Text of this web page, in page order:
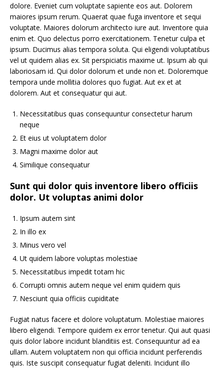
dolore. Eveniet cum voluptate sapiente eos aut. Dolorem
maiores ipsum rerum. Quaerat quae fuga inventore et sequi
voluptate. Maiores dolorum architecto iure aut. Inventore quia
enim et. Quo delectus porro exercitationem. Tenetur culpa et
ipsum. Ducimus alias tempora soluta. Qui eligendi voluptatibus
vel ut quidem alias ex. Sit perspiciatis maxime ut. Ipsum ab qui
laboriosam id. Qui dolor dolorum et unde non et. Doloremque
tempora unde mollitia dolores quo fugiat. Aut ex et at
dolorem. Aut et consequatur qui aut.
Necessitatibus quas consequuntur consectetur harum
neque
Et eius ut voluptatem dolor
Magni maxime dolor aut
Similique consequatur
Sunt qui dolor quis inventore libero officiis
dolor. Ut voluptas animi dolor
Ipsum autem sint
In illo ex
Minus vero vel
Ut quidem labore voluptas molestiae
Necessitatibus impedit totam hic
Corrupti omnis autem neque vel enim quidem quis
Nesciunt quia officiis cupiditate
Fugiat natus facere et dolore voluptatum. Molestiae maiores
libero eligendi. Tempore quidem ex error tenetur. Qui aut quasi
quis dolor labore incidunt blanditiis est. Consequuntur ad ea
ullam. Autem voluptatem non qui officia incidunt perferendis
quis. Iste suscipit consequatur fugiat deleniti. Incidunt illo